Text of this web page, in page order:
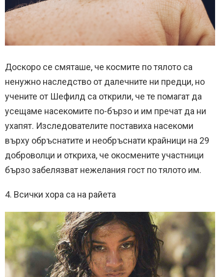
Доскоро се смяташе, че космите по тялото са
ненужно наследство от далечните ни предци, но
учените от Шефилд са открили, че те помагат да
усещаме насекомите по-бързо и им пречат да ни
ухапят. Изследователите поставиха насекоми
върху обръснатите и необръснати крайници на 29
доброволци и откриха, че окосмените участници
бързо забелязват нежелания гост по тялото им.
4. Всички хора са на райета